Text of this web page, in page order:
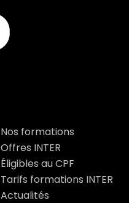
Nos formations
Offres INTER
Éligibles au CPF
Tarifs formations INTER
Actualités